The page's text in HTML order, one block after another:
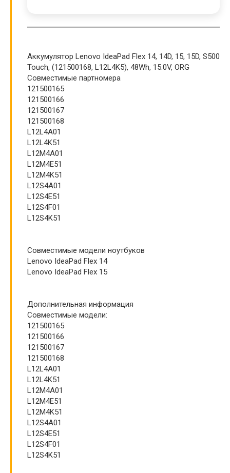
Аккумулятор Lenovo IdeaPad Flex 14, 14D, 15, 15D, S500
Touch, (121500168, L12L4K5), 48Wh, 15.0V, ORG
Совместимые партномера
121500165
121500166
121500167
121500168
L12L4A01
L12L4K51
L12M4A01
L12M4E51
L12M4K51
L12S4A01
L12S4E51
L12S4F01
L12S4K51
Совместимые модели ноутбуков
Lenovo IdeaPad Flex 14
Lenovo IdeaPad Flex 15
Дополнительная информация
Совместимые модели:
121500165
121500166
121500167
121500168
L12L4A01
L12L4K51
L12M4A01
L12M4E51
L12M4K51
L12S4A01
L12S4E51
L12S4F01
L12S4K51